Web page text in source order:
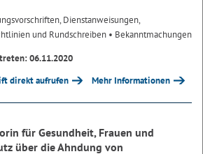
Dienstanweisungen,
und Rundschreiben • Bekanntmachungen
06.11.2020
direkt aufrufen Mehr Informationen
für Gesundheit, Frauen und
über die Ahndung von